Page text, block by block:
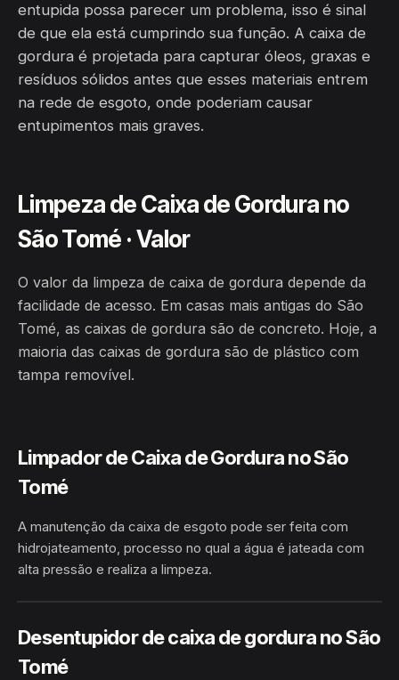
entupida possa parecer um problema, isso é sinal
de que ela está cumprindo sua função. A caixa de
gordura é projetada para capturar óleos, graxas e
resíduos sólidos antes que esses materiais entrem
na rede de esgoto, onde poderiam causar
entupimentos mais graves.
Limpeza de Caixa de Gordura no
São Tomé · Valor
O valor da limpeza de caixa de gordura depende da
facilidade de acesso. Em casas mais antigas do São
Tomé, as caixas de gordura são de concreto. Hoje, a
maioria das caixas de gordura são de plástico com
tampa removível.
Limpador de Caixa de Gordura no São
Tomé
A manutenção da caixa de esgoto pode ser feita com
hidrojateamento, processo no qual a água é jateada com
alta pressão e realiza a limpeza.
HIDROJATEAMENTO
Desentupidor de caixa de gordura no São
Tomé